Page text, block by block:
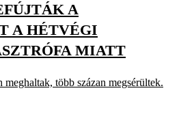
A
A HÉTVÉGI
MIATT
meghaltak, több százan megsérültek.